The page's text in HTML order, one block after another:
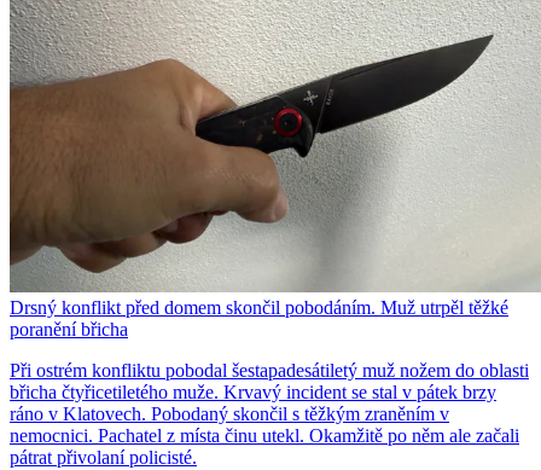
Drsný konflikt před domem skončil pobodáním. Muž utrpěl těžké
poranění břicha
Při ostrém konfliktu pobodal šestapadesátiletý muž nožem do oblasti
břicha čtyřicetiletého muže. Krvavý incident se stal v pátek brzy
ráno v Klatovech. Pobodaný skončil s těžkým zraněním v
nemocnici. Pachatel z místa činu utekl. Okamžitě po něm ale začali
pátrat přivolaní policisté.